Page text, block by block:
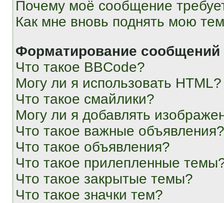
Почему моё сообщение
Как мне вновь поднять мою
Форматирование
Что такое BBCode?
Могу ли я использовать HTML?
Что такое смайлики?
Могу ли я добавлять
Что такое важные объявления?
Что такое объявления?
Что такое прилепленные
Что такое закрытые темы?
Что такое значки тем?